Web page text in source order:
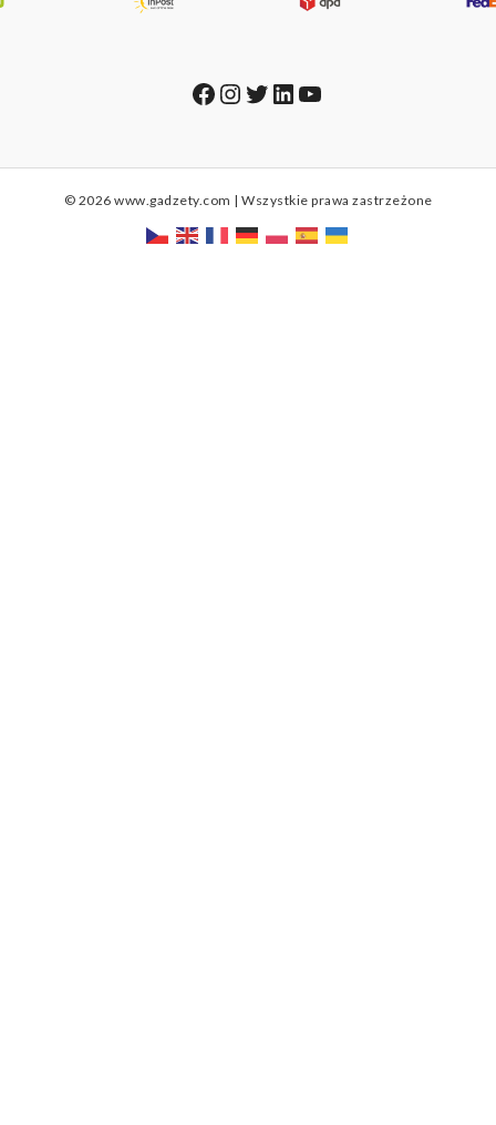
Facebook
Instagram
Twitter
LinkedIn
YouTube
© 2026 www.gadzety.com | Wszystkie prawa zastrzeżone